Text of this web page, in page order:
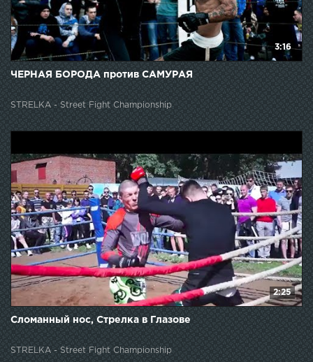
3:16
ЧЕРНАЯ БОРОДА против САМУРАЯ
STRELKA - Street Fight Championship
2:25
Сломанный нос, Стрелка в Глазове
STRELKA - Street Fight Championship